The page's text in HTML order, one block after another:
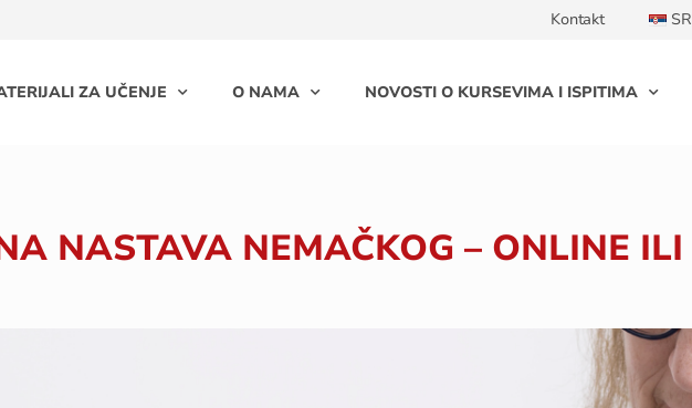
Kontakt SR
ZA UČENJE O NAMA NOVOSTI O KURSEVIMA I ISPITIMA
NASTAVA NEMAČKOG – ONLINE ILI